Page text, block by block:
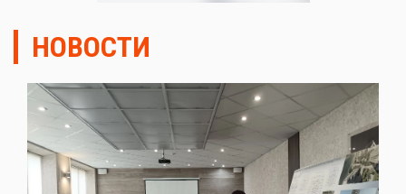
НОВОСТИ